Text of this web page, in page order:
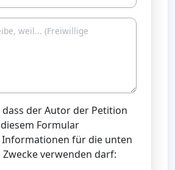
der Autor der Petition
Formular
Informationen für die unten
verwenden darf: